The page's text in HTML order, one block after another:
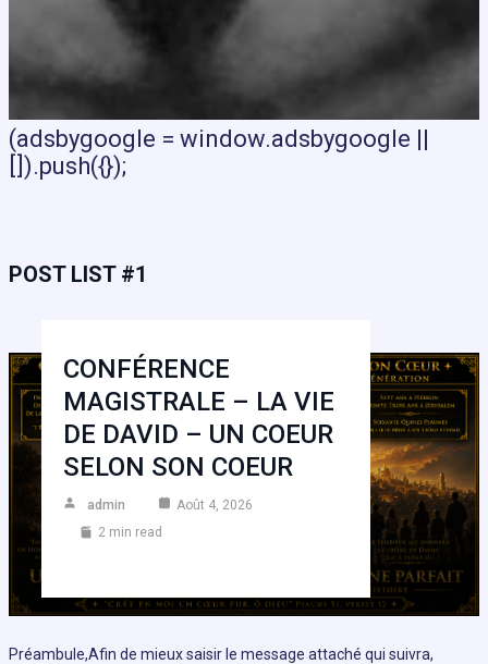
(adsbygoogle = window.adsbygoogle ||
[]).push({});
POST LIST #1
CONFÉRENCE
MAGISTRALE – LA VIE
DE DAVID – UN COEUR
SELON SON COEUR
admin
Août 4, 2026
2 min read
Préambule,Afin de mieux saisir le message attaché qui suivra,